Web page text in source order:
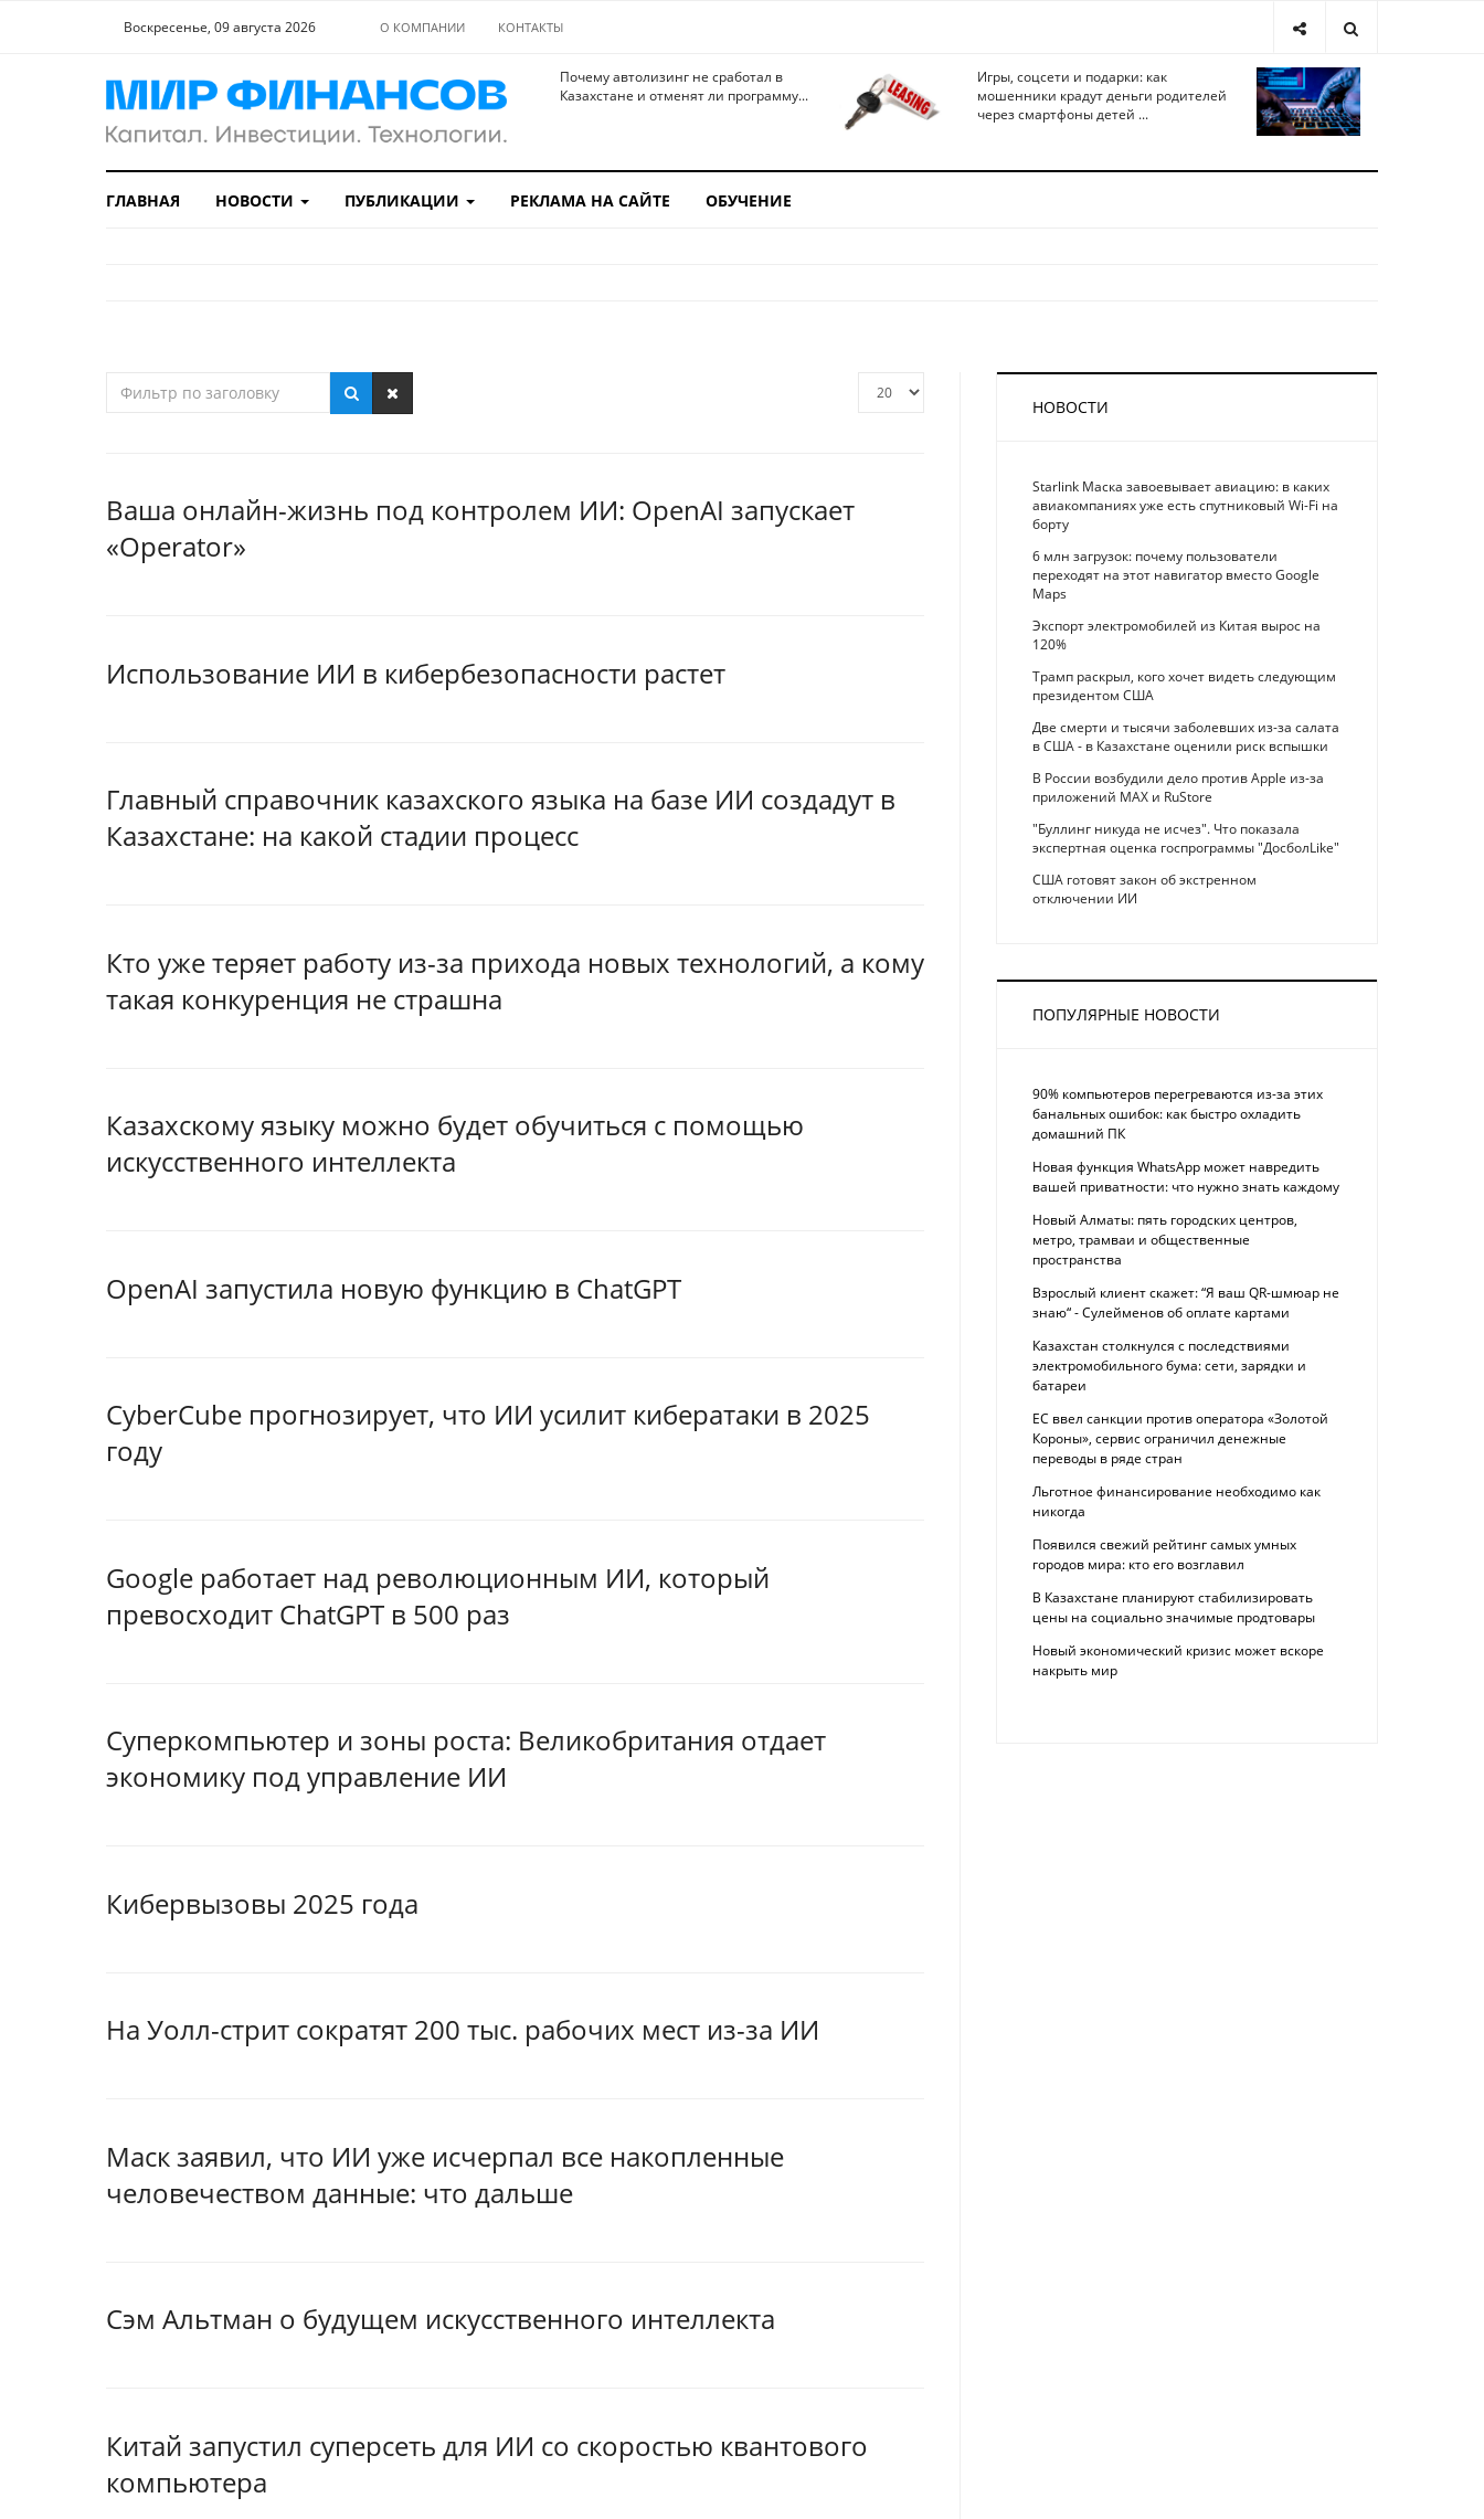
Воскресенье, 09 августа 2026 О КОМПАНИИ КОНТАКТЫ
Почему автолизинг не сработал в
Казахстане и отменят ли программу...
Игры, соцсети и подарки: как
мошенники крадут деньги родителей
через смартфоны детей ...
ГЛАВНАЯ НОВОСТИ ПУБЛИКАЦИИ РЕКЛАМА НА САЙТЕ ОБУЧЕНИЕ
Ваша онлайн-жизнь под контролем ИИ: OpenAI запускает
«Operator»
Использование ИИ в кибербезопасности растет
Главный справочник казахского языка на базе ИИ создадут в
Казахстане: на какой стадии процесс
Кто уже теряет работу из-за прихода новых технологий, а кому
такая конкуренция не страшна
Казахскому языку можно будет обучиться с помощью
искусственного интеллекта
OpenAI запустила новую функцию в ChatGPT
CyberCube прогнозирует, что ИИ усилит кибератаки в 2025
году
Google работает над революционным ИИ, который
превосходит ChatGPT в 500 раз
Суперкомпьютер и зоны роста: Великобритания отдает
экономику под управление ИИ
Кибервызовы 2025 года
На Уолл-стрит сократят 200 тыс. рабочих мест из-за ИИ
Маск заявил, что ИИ уже исчерпал все накопленные
человечеством данные: что дальше
Сэм Альтман о будущем искусственного интеллекта
Китай запустил суперсеть для ИИ со скоростью квантового
компьютера
НОВОСТИ
Starlink Маска завоевывает авиацию: в каких
авиакомпаниях уже есть спутниковый Wi-Fi на
борту
6 млн загрузок: почему пользователи
переходят на этот навигатор вместо Google
Maps
Экспорт электромобилей из Китая вырос на
120%
Трамп раскрыл, кого хочет видеть следующим
президентом США
Две смерти и тысячи заболевших из-за салата
в США - в Казахстане оценили риск вспышки
В России возбудили дело против Apple из-за
приложений MAX и RuStore
"Буллинг никуда не исчез". Что показала
экспертная оценка госпрограммы "ДосболLike"
США готовят закон об экстренном
отключении ИИ
ПОПУЛЯРНЫЕ НОВОСТИ
90% компьютеров перегреваются из-за этих
банальных ошибок: как быстро охладить
домашний ПК
Новая функция WhatsApp может навредить
вашей приватности: что нужно знать каждому
Новый Алматы: пять городских центров,
метро, трамваи и общественные
пространства
Взрослый клиент скажет: “Я ваш QR-шмюар не
знаю“ - Сулейменов об оплате картами
Казахстан столкнулся с последствиями
электромобильного бума: сети, зарядки и
батареи
ЕС ввел санкции против оператора «Золотой
Короны», сервис ограничил денежные
переводы в ряде стран
Льготное финансирование необходимо как
никогда
Появился свежий рейтинг самых умных
городов мира: кто его возглавил
В Казахстане планируют стабилизировать
цены на социально значимые продтовары
Новый экономический кризис может вскоре
накрыть мир